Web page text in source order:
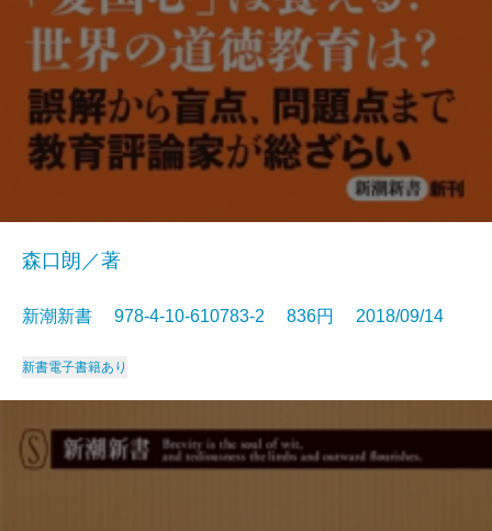
森口朗／著
新潮新書 978-4-10-610783-2 836円 2018/09/14
新書電子書籍あり